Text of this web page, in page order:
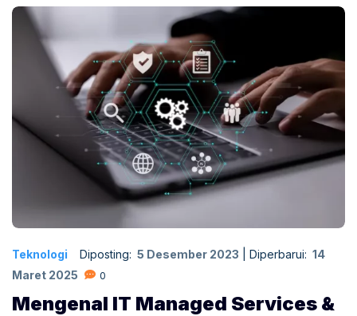
Teknologi Diposting: 5 Desember 2023 Diperbarui: 14
Maret 2025
0
Mengenal IT Managed Services &